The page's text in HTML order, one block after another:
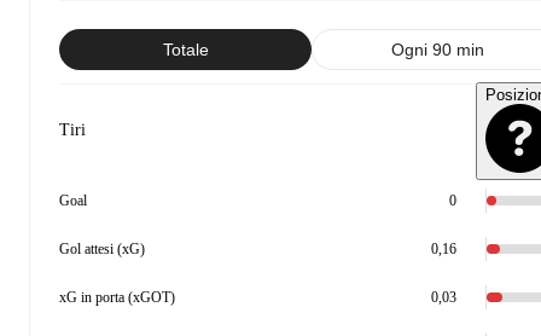
Totale Ogni 90 min
Tiri
Goal 0
Gol attesi (xG) 0,16
xG in porta (xGOT) 0,03